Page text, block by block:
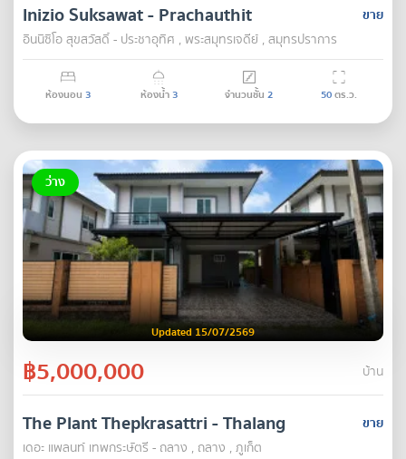
ขาย
Inizio Suksawat - Prachauthit
อินนิซิโอ สุขสวัสดิ์ - ประชาอุทิศ , พระสมุทรเจดีย์ , สมุทรปราการ
ห้องนอน 3 ห้องน้ำ3 จำนวนชั้น 2 50ตร.ว.
ว่าง
Updated 15/07/2569
฿5,000,000 บ้าน
ขาย
The Plant Thepkrasattri - Thalang
เดอะ แพลนท์ เทพกระษัตรี - ถลาง , ถลาง , ภูเก็ต